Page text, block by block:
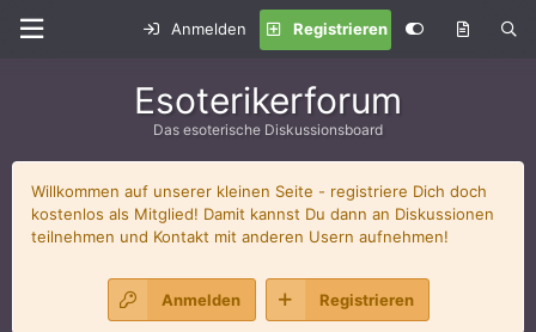
Anmelden Registrieren
Esoterikerforum
Das esoterische Diskussionsboard
Willkommen auf unserer kleinen Seite - registriere Dich doch
kostenlos als Mitglied! Damit kannst Du dann an Diskussionen
teilnehmen und Kontakt mit anderen Usern aufnehmen!
Anmelden Registrieren